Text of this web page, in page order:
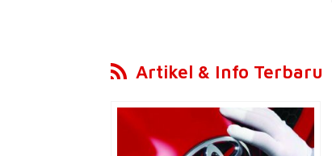
Artikel & Info Terbaru